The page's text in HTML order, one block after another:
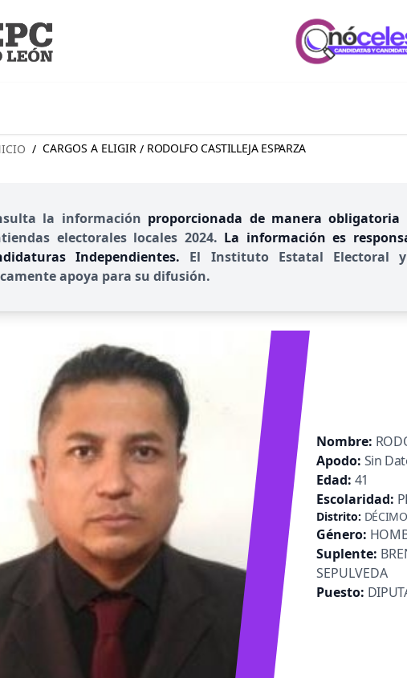
/ CARGOS A ELIGIR / RODOLFO CASTILLEJA ESPARZA
la información proporcionada de manera obligatoria
electorales locales 2024. La información es
Independientes. El Instituto Estatal Electoral
apoya para su difusión.
Nombre:
Apodo: Sin
Edad: 41
Escolaridad:
Distrito:
Género:
Suplente:
SEPULVEDA
Puesto: